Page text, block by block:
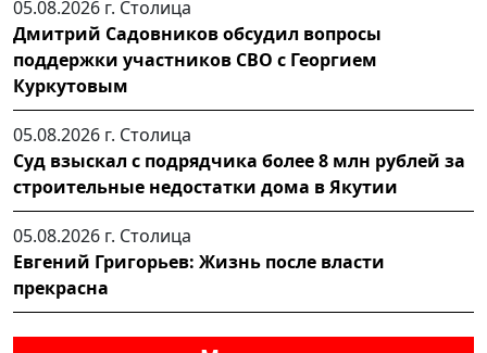
05.08.2026 г. Столица
Дмитрий Садовников обсудил вопросы
поддержки участников СВО с Георгием
Куркутовым
05.08.2026 г. Столица
Суд взыскал с подрядчика более 8 млн рублей за
строительные недостатки дома в Якутии
05.08.2026 г. Столица
Евгений Григорьев: Жизнь после власти
прекрасна